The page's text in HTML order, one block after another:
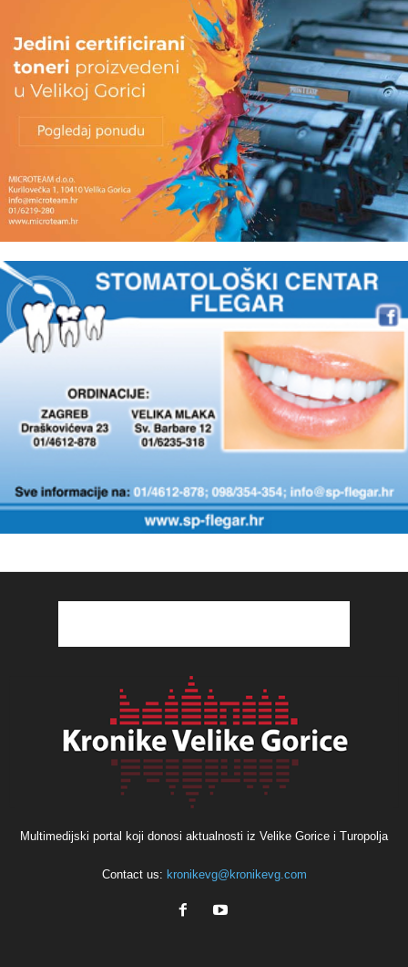
Multimedijski portal koji donosi aktualnosti iz Velike Gorice i Turopolja
Contact us: kronikevg@kronikevg.com